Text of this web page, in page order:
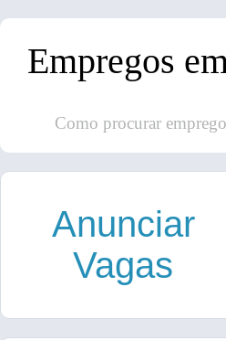
Empregos
Como procurar
Anunciar
Vagas